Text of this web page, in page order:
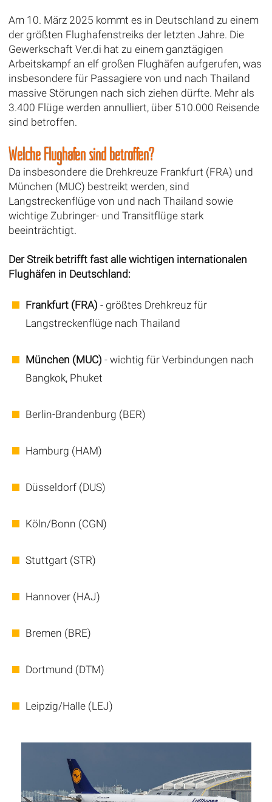
Am 10. März 2025 kommt es in Deutschland zu einem
der größten Flughafenstreiks der letzten Jahre. Die
Gewerkschaft Ver.di hat zu einem ganztägigen
Arbeitskampf an elf großen Flughäfen aufgerufen, was
insbesondere für Passagiere von und nach Thailand
massive Störungen nach sich ziehen dürfte. Mehr als
3.400 Flüge werden annulliert, über 510.000 Reisende
sind betroffen.
Welche Flughäfen sind betroffen?
Da insbesondere die Drehkreuze Frankfurt (FRA) und
München (MUC) bestreikt werden, sind
Langstreckenflüge von und nach Thailand sowie
wichtige Zubringer- und Transitflüge stark
beeinträchtigt.
Der Streik betrifft fast alle wichtigen internationalen
Flughäfen in Deutschland:
Frankfurt (FRA) - größtes Drehkreuz für
Langstreckenflüge nach Thailand
München (MUC) - wichtig für Verbindungen nach
Bangkok, Phuket
Berlin-Brandenburg (BER)
Hamburg (HAM)
Düsseldorf (DUS)
Köln/Bonn (CGN)
Stuttgart (STR)
Hannover (HAJ)
Bremen (BRE)
Dortmund (DTM)
Leipzig/Halle (LEJ)